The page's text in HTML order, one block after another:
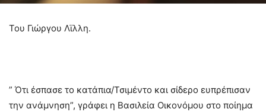
Του Γιώργου Λϊλλη.
” Ότι έσπασε το κατάπια/Τσιμέντο και σίδερο ευπρέπισαν
την ανάμνηση”, γράφει η Βασιλεία Οικονόμου στο ποίημα